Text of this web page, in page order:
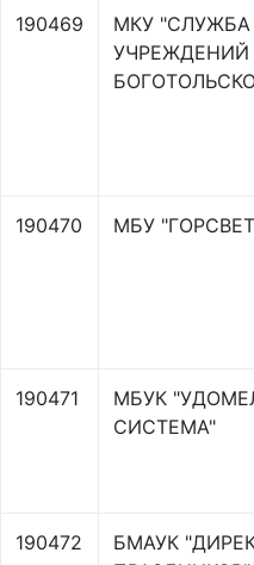
190469
МКУ "СЛУЖБА
УЧРЕЖДЕНИЙ
190470 МБУ
190471
МБУК
СИСТЕМА"
190472
БМАУК